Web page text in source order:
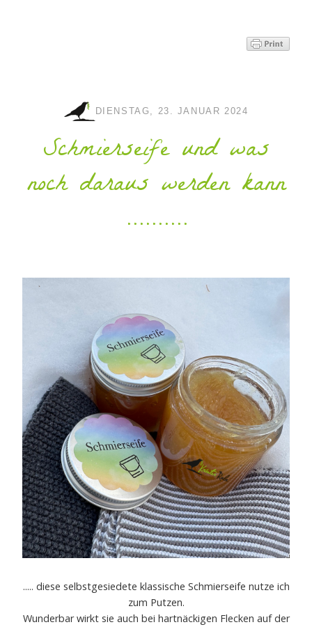
DIENSTAG, 23. JANUAR 2024
Schmierseife und was
noch daraus werden kann
..........
..... diese selbstgesiedete klassische Schmierseife nutze ich
zum Putzen.
Wunderbar wirkt sie auch bei hartnäckigen Flecken auf der